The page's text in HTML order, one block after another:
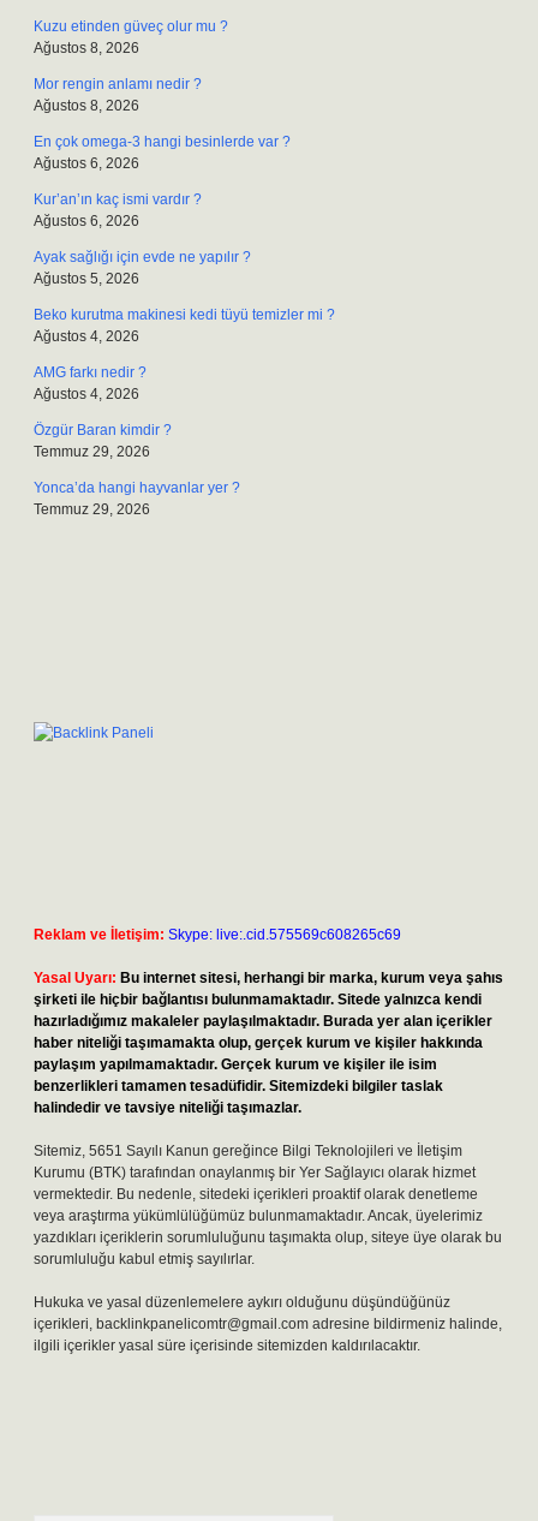
Kuzu etinden güveç olur mu ?
Ağustos 8, 2026
Mor rengin anlamı nedir ?
Ağustos 8, 2026
En çok omega-3 hangi besinlerde var ?
Ağustos 6, 2026
Kur’an’ın kaç ismi vardır ?
Ağustos 6, 2026
Ayak sağlığı için evde ne yapılır ?
Ağustos 5, 2026
Beko kurutma makinesi kedi tüyü temizler mi ?
Ağustos 4, 2026
AMG farkı nedir ?
Ağustos 4, 2026
Özgür Baran kimdir ?
Temmuz 29, 2026
Yonca’da hangi hayvanlar yer ?
Temmuz 29, 2026
Reklam ve İletişim: Skype: live:.cid.575569c608265c69
Yasal Uyarı: Bu internet sitesi, herhangi bir marka, kurum veya şahıs
şirketi ile hiçbir bağlantısı bulunmamaktadır. Sitede yalnızca kendi
hazırladığımız makaleler paylaşılmaktadır. Burada yer alan içerikler
haber niteliği taşımamakta olup, gerçek kurum ve kişiler hakkında
paylaşım yapılmamaktadır. Gerçek kurum ve kişiler ile isim
benzerlikleri tamamen tesadüfidir. Sitemizdeki bilgiler taslak
halindedir ve tavsiye niteliği taşımazlar.
Sitemiz, 5651 Sayılı Kanun gereğince Bilgi Teknolojileri ve İletişim
Kurumu (BTK) tarafından onaylanmış bir Yer Sağlayıcı olarak hizmet
vermektedir. Bu nedenle, sitedeki içerikleri proaktif olarak denetleme
veya araştırma yükümlülüğümüz bulunmamaktadır. Ancak, üyelerimiz
yazdıkları içeriklerin sorumluluğunu taşımakta olup, siteye üye olarak bu
sorumluluğu kabul etmiş sayılırlar.
Hukuka ve yasal düzenlemelere aykırı olduğunu düşündüğünüz
içerikleri, backlinkpanelicomtr@gmail.com adresine bildirmeniz halinde,
ilgili içerikler yasal süre içerisinde sitemizden kaldırılacaktır.